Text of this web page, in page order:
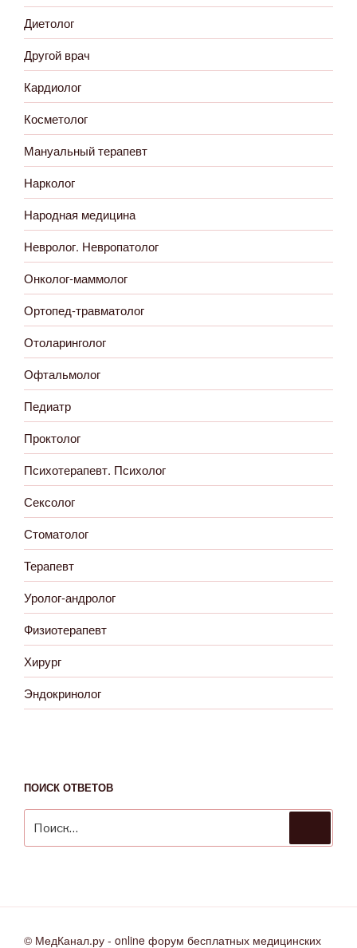
Диетолог
Другой врач
Кардиолог
Косметолог
Мануальный терапевт
Нарколог
Народная медицина
Невролог. Невропатолог
Онколог-маммолог
Ортопед-травматолог
Отоларинголог
Офтальмолог
Педиатр
Проктолог
Психотерапевт. Психолог
Сексолог
Стоматолог
Терапевт
Уролог-андролог
Физиотерапевт
Хирург
Эндокринолог
ПОИСК ОТВЕТОВ
© МедКанал.ру - online форум бесплатных медицинских